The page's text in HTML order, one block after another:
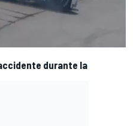
durante la